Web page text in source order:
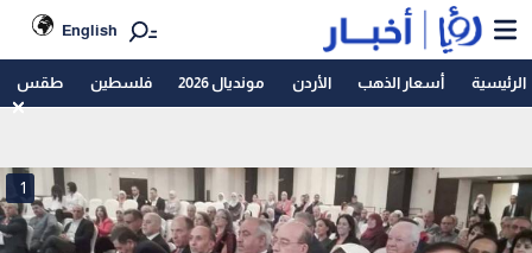
English
الرئيسية أسعار الذهب الأردن مونديال 2026 فلسطين طقس
1